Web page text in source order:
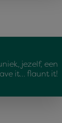
jezelf, een
it… flaunt it!